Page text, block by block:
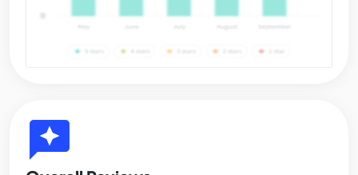
reviews